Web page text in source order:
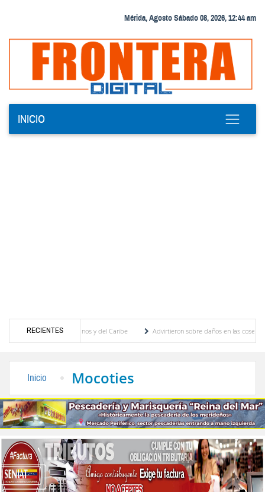
Mérida, Agosto Sábado 08, 2026, 12:44 am
INICIO
RECIENTES
Centroamericanos y del Caribe
Advirtieron sobre daños en las cosechas de
Inicio Mocoties